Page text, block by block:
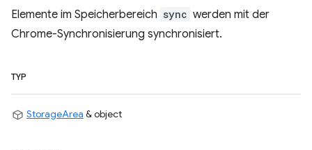
Elemente im Speicherbereich sync werden mit der
Chrome-Synchronisierung synchronisiert.
TYP
StorageArea & object